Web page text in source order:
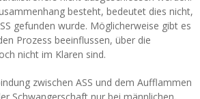
besteht, bedeutet dies nicht,
gefunden wurde. Möglicherweise gibt es
Prozess beeinflussen, über die
nicht im Klaren sind.
zwischen ASS und dem Aufflammen